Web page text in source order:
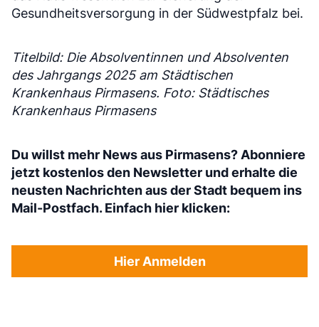
Gesundheitsversorgung in der Südwestpfalz bei.
Titelbild: Die Absolventinnen und Absolventen
des Jahrgangs 2025 am Städtischen
Krankenhaus Pirmasens. Foto: Städtisches
Krankenhaus Pirmasens
Du willst mehr News aus Pirmasens? Abonniere
jetzt kostenlos den Newsletter und erhalte die
neusten Nachrichten aus der Stadt bequem ins
Mail-Postfach. Einfach hier klicken:
Hier Anmelden